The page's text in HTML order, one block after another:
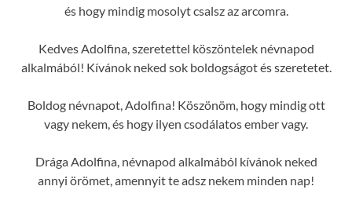
és hogy mindig mosolyt csalsz az arcomra.
Kedves Adolfina, szeretettel köszöntelek névnapod
alkalmából! Kívánok neked sok boldogságot és szeretetet.
Boldog névnapot, Adolfina! Köszönöm, hogy mindig ott
vagy nekem, és hogy ilyen csodálatos ember vagy.
Drága Adolfina, névnapod alkalmából kívánok neked
annyi örömet, amennyit te adsz nekem minden nap!